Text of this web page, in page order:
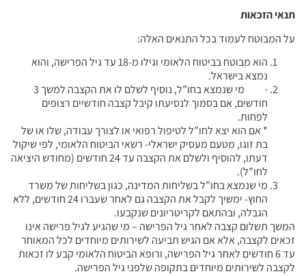
תנאי הזכאות
על המבוטח לעמוד בכל התנאים האלה:
הוא מבוטח בביטוח הלאומי וגילו מ-18 עד גיל הפרישה, והוא
נמצא בישראל.
· מי שנמצא בחו”ל, נוסיף לשלם לו את הקצבה למשך 3
חודשים, אם בסמוך לנסיעתו קיבל קצבה חודשיים רצופים
לפחות.
* אם הוא יצא לחו”ל לטיפול רפואי או לצורך עבודה, שלו או של
בת זוגו, מטעם מעסיק ישראלי- רשאי הביטוח הלאומי, לפי שיקול
דעתו, להוסיף ולשלם את הקצבה עד 24 חודשים (מחודש היציאה
לחו”ל).
מי שנמצא בחו”ל בשליחות המדינה, כגון בשליחות של משרד
החוץ- ימשיך לקבל את הקצבה גם לאחר שעברו 24 חודשים, ללא
הגבלה, ובהתאם לקריטריונים שנקבעו.
המשך תשלום קצבה לאחר גיל הפרישה – מי שהגיע לגיל פרישה אינו
זכאים לקצבה, אלא אם הגיש תביעה לשירותים מיוחדים לכל המאוחר
עד 6 חודשים לאחר גיל הפרישה, ורופא הביטוח הלאומי קבע לו זכאות
לקצבה לשירותים מיוחדים בתקופה שלפני גיל הפרישה.